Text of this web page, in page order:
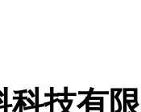
科技有